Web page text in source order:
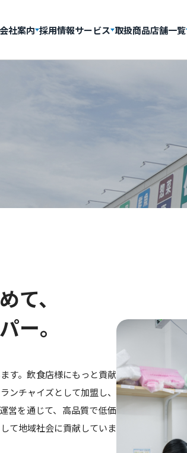
会社案内 採用情報サービス 取扱商品店舗一覧
て、
ー。
す。飲食店様にもっと貢献
ンチャイズとして加盟し、
営を通じて、高品質で低価
て地域社会に貢献していま